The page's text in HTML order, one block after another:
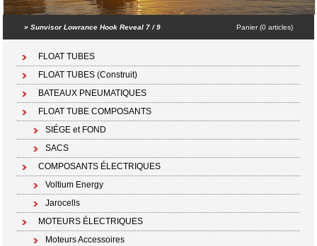
»Sunvisor Lowrance Hook Reveal 7 / 9 Panier (0 articles)
FLOAT TUBES
FLOAT TUBES (Construit)
BATEAUX PNEUMATIQUES
FLOAT TUBE COMPOSANTS
SIÉGE et FOND
SACS
COMPOSANTS ÉLECTRIQUES
Voltium Energy
Jarocells
MOTEURS ÉLECTRIQUES
Moteurs Accessoires